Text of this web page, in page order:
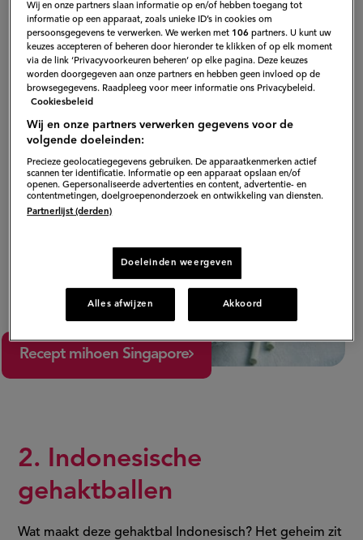
1. Mihoen Singapore
Wauw! Dit recept heeft alles wat een wokgerecht
perfect maakt: speklappen, garnalen, 5 verschillende
groenten en heerlijke specerijen. En als finishing touch
gedroogde garnalen.
Recept mihoen Singapore
2. Indonesische
gehaktballen
Wat maakt deze gehaktbal Indonesisch? Het geheim zit
Wij en onze partners slaan informatie op en/of hebben toegang tot
informatie op een apparaat, zoals unieke ID’s in cookies om
persoonsgegevens te verwerken. We werken met 106 partners. U kunt uw
keuzes accepteren of beheren door hieronder te klikken of op elk moment
via de link ‘Privacyvoorkeuren beheren’ op elke pagina. Deze keuzes
worden doorgegeven aan onze partners en hebben geen invloed op de
browsegegevens. Raadpleeg voor meer informatie ons Privacybeleid.
Cookiesbeleid
Wij en onze partners verwerken gegevens voor de
volgende doeleinden:
Precieze geolocatiegegevens gebruiken. De apparaatkenmerken actief
scannen ter identificatie. Informatie op een apparaat opslaan en/of
openen. Gepersonaliseerde advertenties en content, advertentie- en
contentmetingen, doelgroepenonderzoek en ontwikkeling van diensten.
Partnerlijst (derden)
Doeleinden weergeven
Alles afwijzen Akkoord